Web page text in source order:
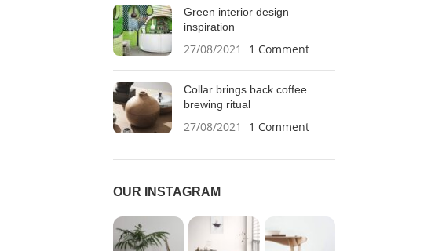
Green interior design
inspiration
27/08/2021 1 Comment
Collar brings back coffee
brewing ritual
27/08/2021 1 Comment
OUR INSTAGRAM